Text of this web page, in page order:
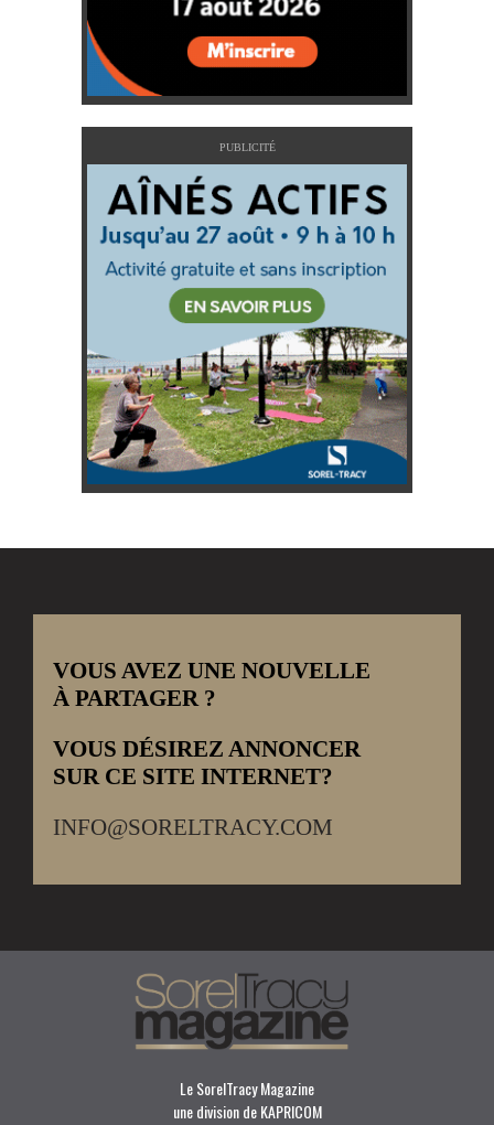
PUBLICITÉ
VOUS AVEZ UNE NOUVELLE
À PARTAGER ?
VOUS DÉSIREZ ANNONCER
SUR CE SITE INTERNET?
INFO@SORELTRACY.COM
Le SorelTracy Magazine
une division de KAPRICOM